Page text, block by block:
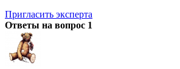
Пригласить эксперта
Ответы на вопрос 1